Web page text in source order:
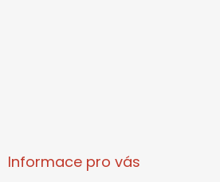
Informace pro vás